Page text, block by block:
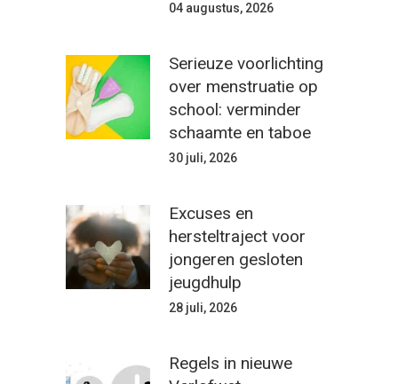
04 augustus, 2026
Serieuze voorlichting
over menstruatie op
school: verminder
schaamte en taboe
30 juli, 2026
Excuses en
hersteltraject voor
jongeren gesloten
jeugdhulp
28 juli, 2026
Regels in nieuwe